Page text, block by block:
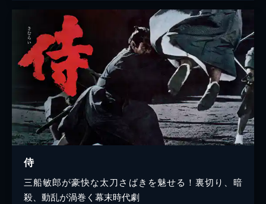
侍
三船敏郎が豪快な太刀さばきを魅せる！裏切り、暗
殺、動乱が渦巻く幕末時代劇